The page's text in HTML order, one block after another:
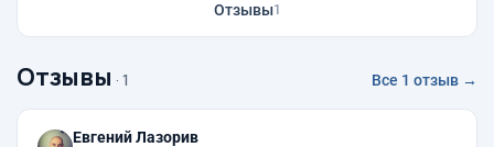
Отзывы1
Отзывы · 1 Все 1 отзыв →
Евгений Лазорив